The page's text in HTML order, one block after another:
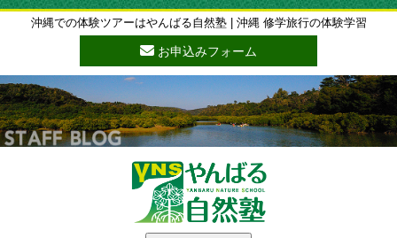
沖縄での体験ツアーはやんばる自然塾 | 沖縄 修学旅行の体験学習
お申込みフォーム